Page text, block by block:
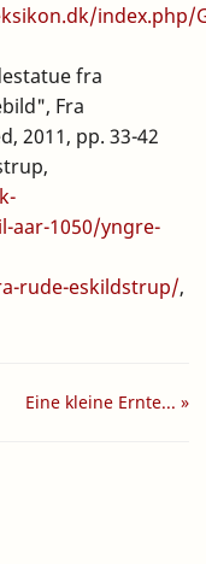
index.php/
fra
Fra
2011, pp. 33-42
aar-1050/yngre-
rude-eskildstrup/,
Eine kleine Ernte... »